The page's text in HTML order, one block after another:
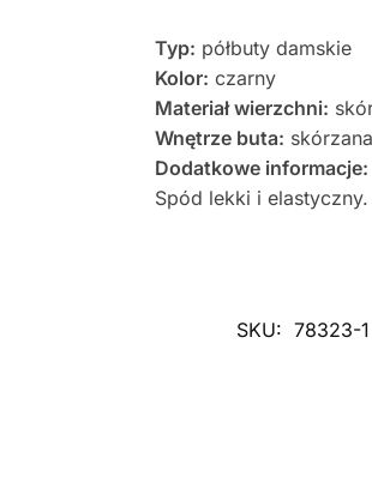
Typ: półbuty damskie
Kolor: czarny
Materiał wierzchni:
Wnętrze buta:
Dodatkowe informacje:
Spód lekki i elastyczny.
SKU: 78323-1